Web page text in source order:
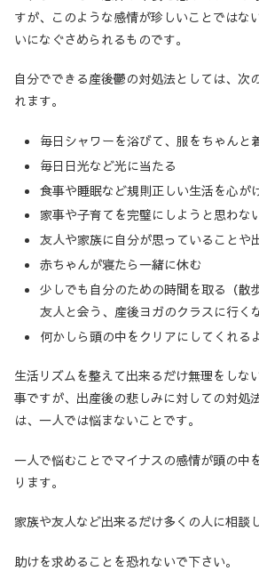
すが、このような感情が珍しいことではな
いになぐさめられるものです。
自分でできる産後鬱の対処法としては、次
れます。
毎日シャワーを浴びて、服をちゃんと
毎日日光など光に当たる
食事や睡眠など規則正しい生活を心が
家事や子育てを完璧にしようと思わな
友人や家族に自分が思っていることや
赤ちゃんが寝たら一緒に休む
少しでも自分のための時間を取る（散
友人と会う、産後ヨガのクラスに行く
何かしら頭の中をクリアにしてくれる
生活リズムを整えて出来るだけ無理をしな
事ですが、出産後の悲しみに対しての対処
は、一人では悩まないことです。
一人で悩むことでマイナスの感情が頭の中
ります。
家族や友人など出来るだけ多くの人に相談
助けを求めることを恐れないで下さい。